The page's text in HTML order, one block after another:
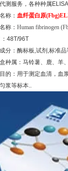
测服务，各种种属ELISA
称： 血纤蛋白原
称： Human fibrinogen
： 48T/96T
分：酶标板,试剂 ,标准品
种属：马铃薯、鹿、羊
的：用于测定血清，血
浆等标本..